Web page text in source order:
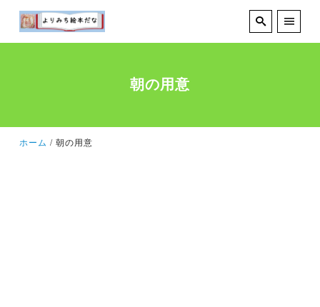
朝の用意
ホーム 朝の用意